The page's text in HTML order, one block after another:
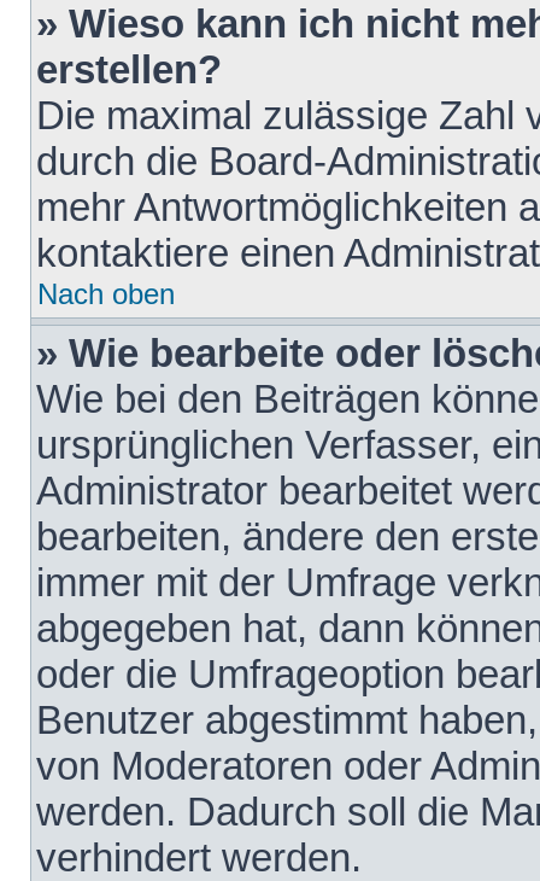
» Wieso kann ich nicht
erstellen?
Die maximal zulässige Zahl
durch die Board-
mehr Antwortmöglichkeiten
kontaktiere einen
Nach oben
» Wie bearbeite oder
Wie bei den Beiträgen
ursprünglichen Verfasser,
Administrator bearbeitet
bearbeiten, ändere den
immer mit der Umfrage
abgegeben hat, dann
oder die Umfrageoption
Benutzer abgestimmt
von Moderatoren oder
werden. Dadurch soll die
verhindert werden.